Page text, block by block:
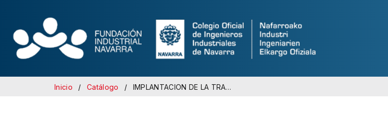
Inicio Catálogo IMPLANTACION DE LA TRANSFORMACION DIGITAL